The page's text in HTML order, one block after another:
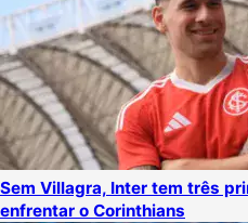
Sem Villagra, Inter tem três
enfrentar o Corinthians